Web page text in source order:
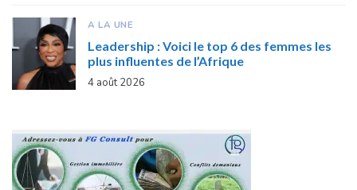
A LA UNE
Leadership : Voici le top 6 des femmes les
plus influentes de l’Afrique
4 août 2026